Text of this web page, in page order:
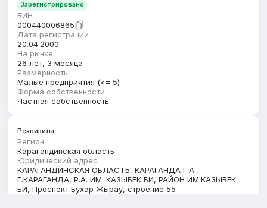
Зарегистрировано
БИН
000440006865
Дата регистрации
20.04.2000
На рынке
26 лет, 3 месяца
Размерность
Малые предприятия (<= 5)
Форма собственности
Частная собственность
Реквизиты
Регион
Карагандинская область
Юридический адрес
КАРАГАНДИНСКАЯ ОБЛАСТЬ, КАРАГАНДА Г.А.,
Г.КАРАГАНДА, Р.А. ИМ. КАЗЫБЕК БИ, РАЙОН ИМ.КАЗЫБЕК
БИ, Проспект Бухар Жырау, строение 55